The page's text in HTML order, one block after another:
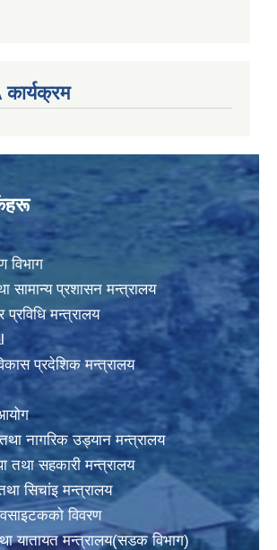
विभाग
सामान्य प्रशासन मन्त्रालय
मन्त्रालय
प्रदेशिक मन्त्रालय
नागरिक उड्यान मन्त्रालय
तथा सहकारी मन्त्रालय
सिचांइ मन्त्रालय
विवरण
यातायत मन्त्रालय(सडक विभाग)